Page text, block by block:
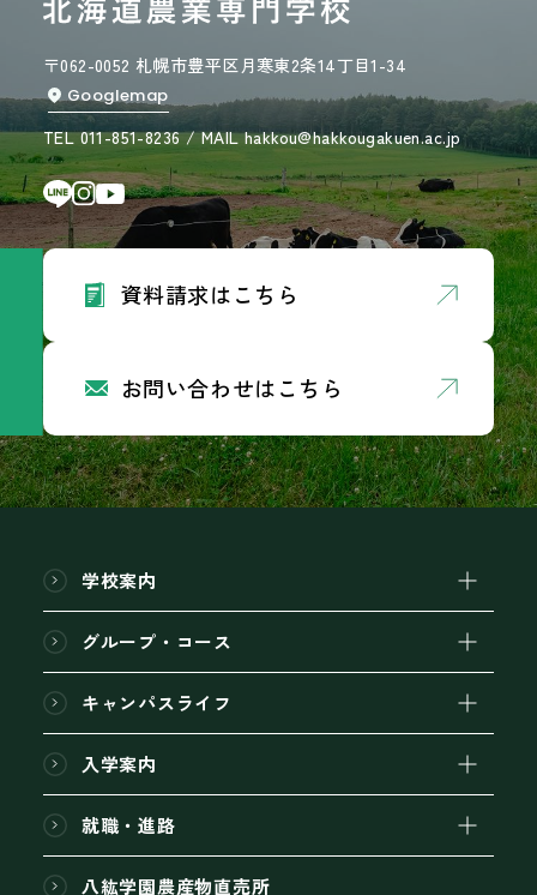
〒062-0052 札幌市豊平区月寒東2条14丁目1-34
Googlemap
TEL 011-851-8236 / MAIL hakkou@hakkougakuen.ac.jp
資料請求はこちら
お問い合わせはこちら
学校案内
グループ・コース
キャンパスライフ
入学案内
就職・進路
八紘学園農産物直売所